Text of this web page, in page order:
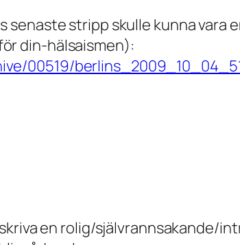
senaste stripp skulle kunna
din-hälsaismen):
00519/
en rolig/självrannsakande/